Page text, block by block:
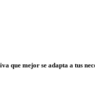
que mejor se adapta a tus